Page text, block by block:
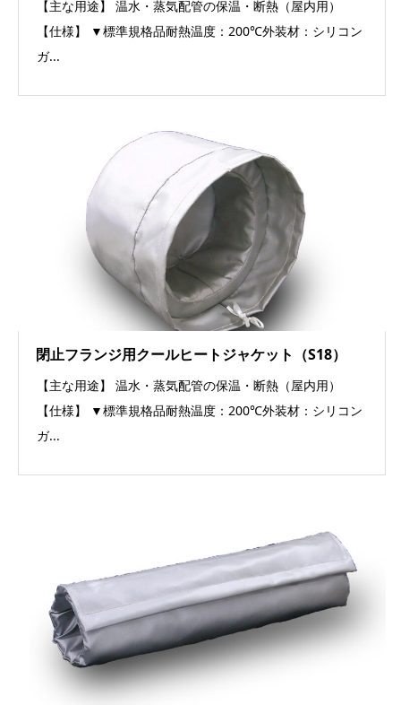
【主な用途】 温水・蒸気配管の保温・断熱（屋内用）
【仕様】 ▼標準規格品耐熱温度：200℃外装材：シリコン
ガ...
閉止フランジ用クールヒートジャケット（S18）
【主な用途】 温水・蒸気配管の保温・断熱（屋内用）
【仕様】 ▼標準規格品耐熱温度：200℃外装材：シリコン
ガ...